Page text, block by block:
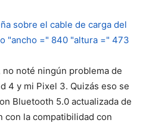
noté ningún problema de
4 y mi Pixel 3. Quizás eso se
Bluetooth 5.0 actualizada de
con la compatibilidad con